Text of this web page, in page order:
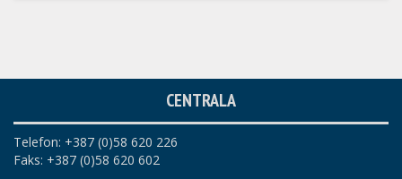
CENTRALA
Telefon: +387 (0)58 620 226
Faks: +387 (0)58 620 602